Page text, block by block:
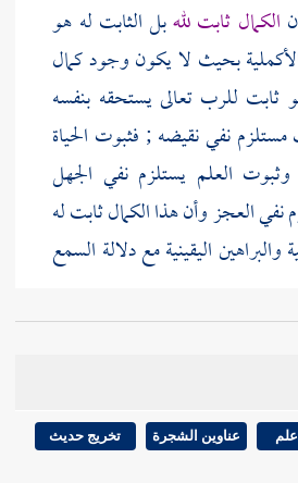
الكمال ثابت للهبل الثابت له هو
بحيث لا يكون وجود كمال
ثابت للرب تعالى يستحقه بنفسه
نفي نقيضه ; فثبوت الحياة
العلم يستلزم نفي الجهل
نفي العجز وأن هذا الكمال ثابت له
والبراهين اليقينية مع دلالة السمع
( نوعان : ( أحدهما خبر الله
ورسوله به فهو حق كما أخبر الله به .
عناوين الشجرة تخريج حديث